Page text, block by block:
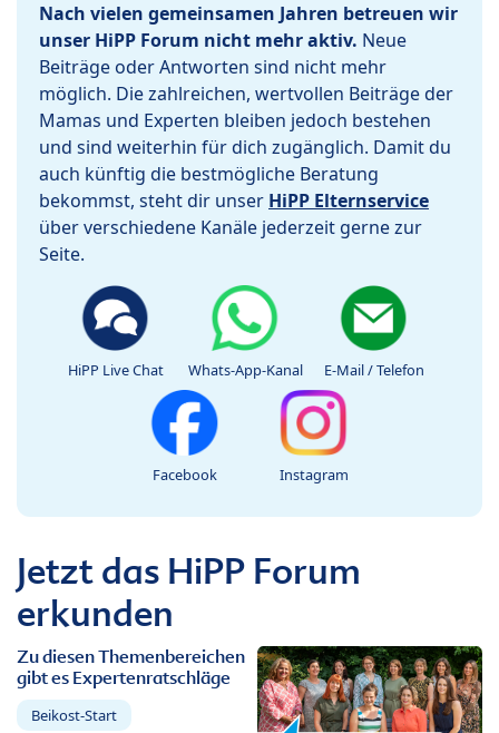
Nach vielen gemeinsamen Jahren betreuen wir
unser HiPP Forum nicht mehr aktiv. Neue
Beiträge oder Antworten sind nicht mehr
möglich. Die zahlreichen, wertvollen Beiträge der
Mamas und Experten bleiben jedoch bestehen
und sind weiterhin für dich zugänglich. Damit du
auch künftig die bestmögliche Beratung
bekommst, steht dir unser HiPP Elternservice
über verschiedene Kanäle jederzeit gerne zur
Seite.
HiPP Live Chat Whats-App-Kanal E-Mail / Telefon
Facebook Instagram
Jetzt das HiPP Forum
erkunden
Zu diesen Themenbereichen
gibt es Expertenratschläge
Beikost-Start